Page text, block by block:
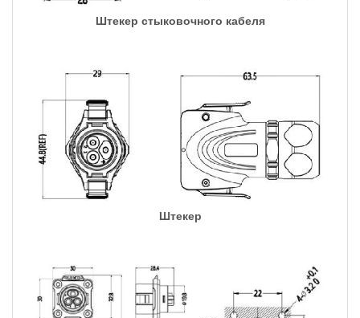
Штекер стыковочного кабеля
Штекер